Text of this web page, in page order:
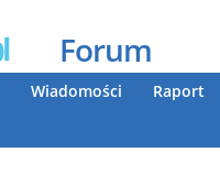
Forum
Wiadomości Raport